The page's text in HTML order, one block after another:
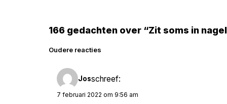
166 gedachten over “Zit soms in
Reacties
navigatie
Oudere reacties
Josschreef:
7 februari 2022 om 9:56 am